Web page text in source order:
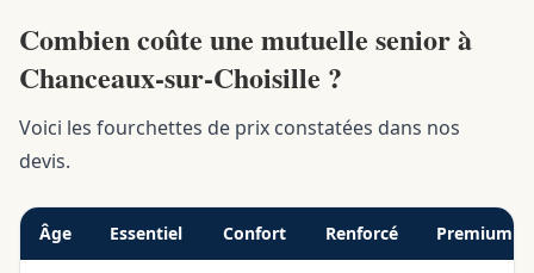
Combien coûte une mutuelle senior à
Chanceaux-sur-Choisille ?
Voici les fourchettes de prix constatées dans nos
devis.
Âge Essentiel Confort Renforcé Premium